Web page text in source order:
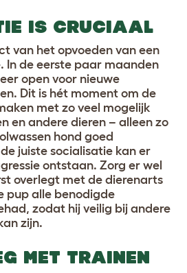
IS CRUCIAAL
van het opvoeden van een
In de eerste paar maanden
open voor nieuwe
Dit is hét moment om de
met zo veel mogelijk
en andere dieren – alleen zo
hond goed
juiste socialisatie kan er
ontstaan. Zorg er wel
overlegt met de dierenarts
pup alle benodigde
zodat hij veilig bij andere
zijn.
MET TRAINEN